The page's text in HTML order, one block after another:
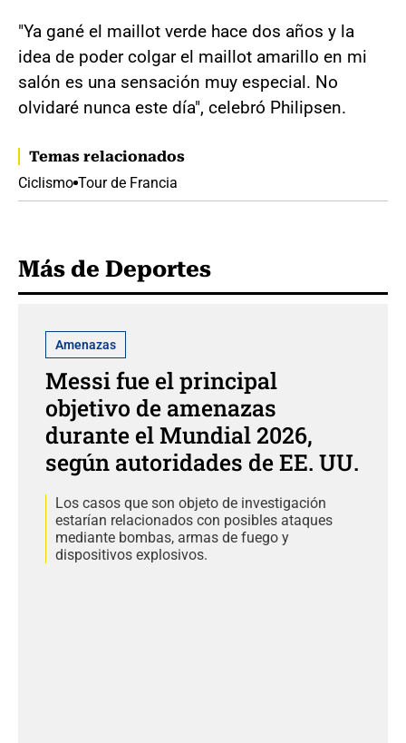
"Ya gané el maillot verde hace dos años y la
idea de poder colgar el maillot amarillo en mi
salón es una sensación muy especial. No
olvidaré nunca este día", celebró Philipsen.
Temas relacionados
Ciclismo Tour de Francia
Más de Deportes
Amenazas
Messi fue el principal
objetivo de amenazas
durante el Mundial 2026,
según autoridades de EE. UU.
Los casos que son objeto de investigación
estarían relacionados con posibles ataques
mediante bombas, armas de fuego y
dispositivos explosivos.